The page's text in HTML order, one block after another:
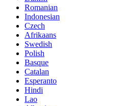
Romanian
Indonesian
Czech
Afrikaans
Swedish
Polish
Basque
Catalan
Esperanto
Hindi
Lao